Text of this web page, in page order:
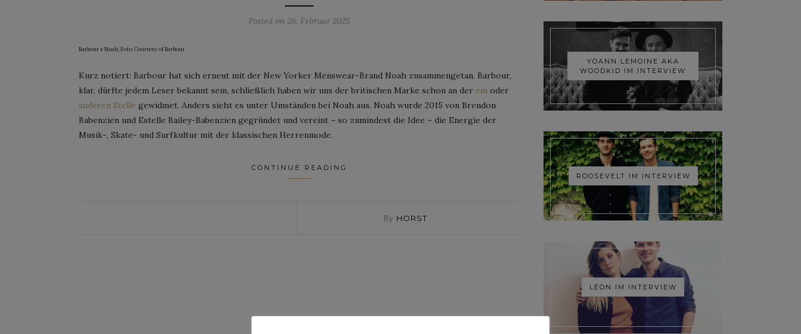
Posted on 26. Februar 2025
Barbour x Noah; Foto: Courtesy of Barbour
Kurz notiert: Barbour hat sich erneut mit der New Yorker Menswear-Brand Noah zusammengetan. Barbour,
klar, dürfte jedem Leser bekannt sein, schließlich haben wir uns der britischen Marke schon an der ein oder
anderen Stelle gewidmet. Anders sieht es unter Umständen bei Noah aus. Noah wurde 2015 von Brendon
Babenzien und Estelle Bailey-Babenzien gegründet und vereint – so zumindest die Idee – die Energie der
Musik-, Skate- und Surfkultur mit der klassischen Herrenmode.
CONTINUE READING
By HORST
YOANN LEMOINE AKA
WOODKID IM INTERVIEW
ROOSEVELT IM INTERVIEW
LÉON IM INTERVIEW